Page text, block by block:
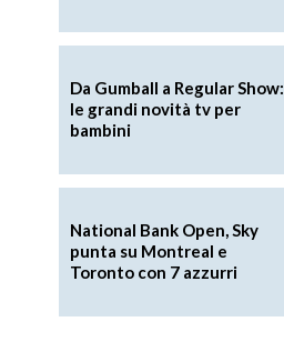
Da Gumball a Regular Show:
le grandi novità tv per
bambini
National Bank Open, Sky
punta su Montreal e
Toronto con 7 azzurri